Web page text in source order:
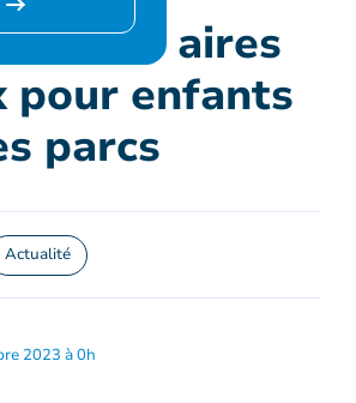
des aires
pour enfants
parcs
Actualité
2023 à 0h